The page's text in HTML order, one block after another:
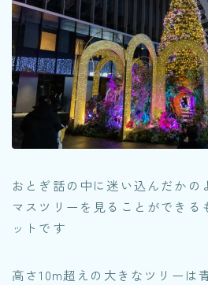
おとぎ話の中に迷い込んだかの
マスツリーを見ることができる
ットです
高さ10m超えの大きなツリーは